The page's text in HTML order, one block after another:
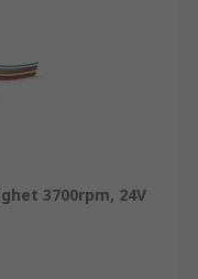
3700rpm, 24V